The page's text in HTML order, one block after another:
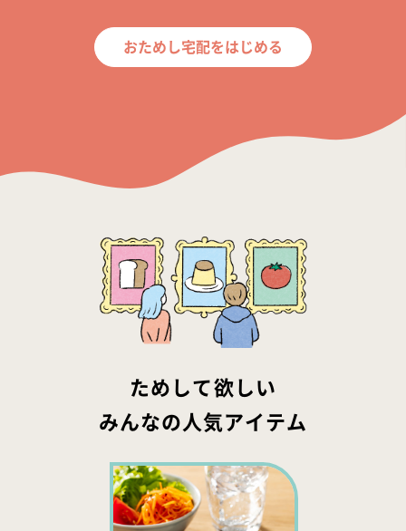
おためし宅配をはじめる
ためして欲しい
みんなの人気アイテム